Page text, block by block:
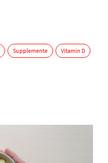
Supplemente Vitamin D